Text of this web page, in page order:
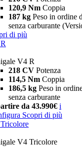
120,9 Nm Coppia
187 kg Peso in ordine
senza carburante
di più
V4 R
218 CV Potenza
114,5 Nm Coppia
186,5 kg Peso in
senza carburante
da 43.990€ i
Scopri di più
V4 Tricolore